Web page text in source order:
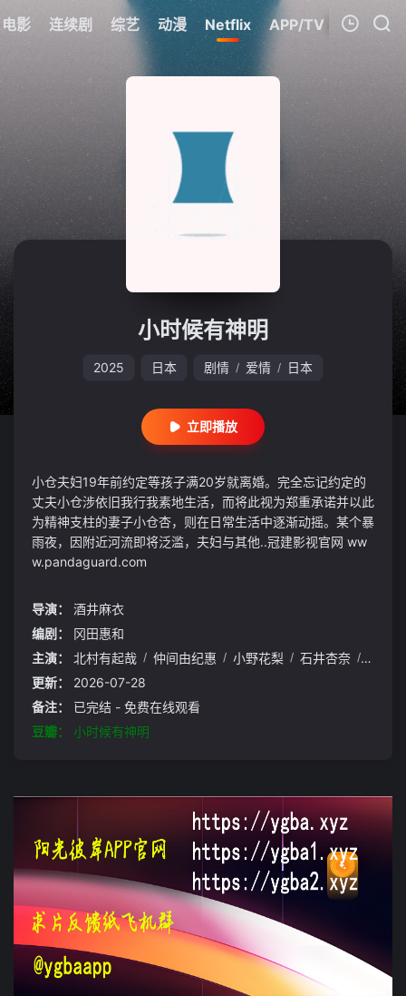
电影 连续剧 综艺 动漫 Netflix APP/TV
我的观影记录
小时候有神明
2025 日本 剧情 / 爱情 / 日本
立即播放
小仓夫妇19年前约定等孩子满20岁就离婚。完全忘记约定的
丈夫小仓涉依旧我行我素地生活，而将此视为郑重承诺并以此
为精神支柱的妻子小仓杏，则在日常生活中逐渐动摇。某个暴
雨夜，因附近河流即将泛滥，夫妇与其他..冠建影视官网 ww
w.pandaguard.com
导演：
酒井麻衣
编剧：
冈田惠和
主演：
北村有起哉 / 仲间由纪惠 / 小野花梨 / 石井杏奈 / 小泷望
更新：
2026-07-28
备注：
已完结 - 免费在线观看
豆瓣：
小时候有神明